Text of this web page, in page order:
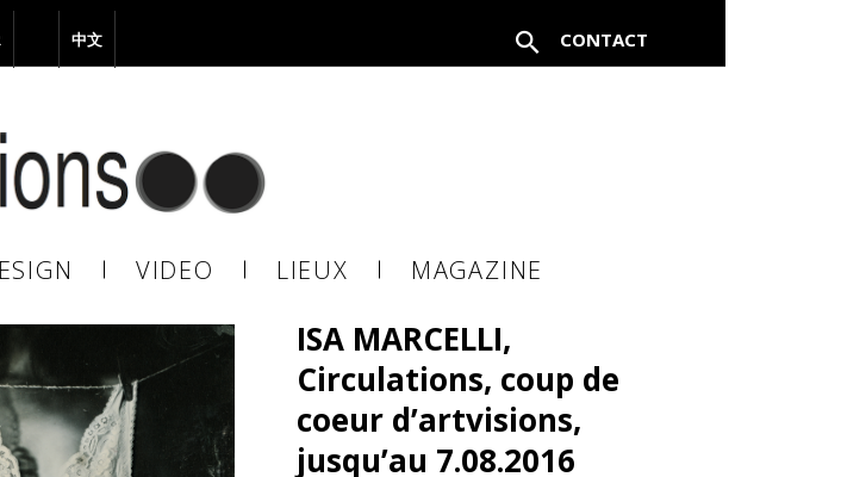
中文 CONTACT
VIDEO LIEUX MAGAZINE
ISA MARCELLI,
Circulations, coup de
coeur d’artvisions,
jusqu’au 7.08.2016
!
de nous communiquer votre adresse
En aucun cas elle ne sera transmise à un